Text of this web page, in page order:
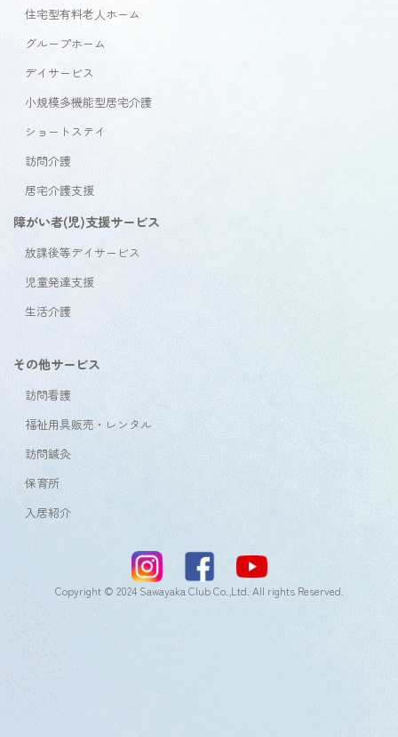
住宅型有料老人ホーム
グループホーム
デイサービス
小規模多機能型居宅介護
ショートステイ
訪問介護
居宅介護支援
障がい者(児)支援サービス
放課後等デイサービス
児童発達支援
生活介護
その他サービス
訪問看護
福祉用具販売・レンタル
訪問鍼灸
保育所
入居紹介
Copyright © 2024 Sawayaka Club Co.,Ltd. All rights Reserved.